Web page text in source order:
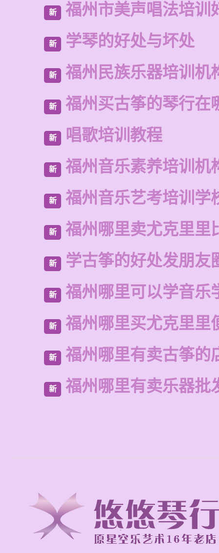
新 福州市美声唱法培训
新 学琴的好处与坏处
新 福州民族乐器培训机
新 福州买古筝的琴行在
新 唱歌培训教程
新 福州音乐素养培训机
新 福州音乐艺考培训学
新 福州哪里卖尤克里里
新 学古筝的好处发朋友
新 福州哪里可以学音乐
新 福州哪里买尤克里里
新 福州哪里有卖古筝的
新 福州哪里有卖乐器批